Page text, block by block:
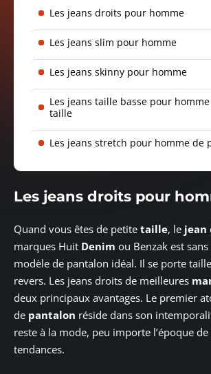
Les jeans droits pour homme
Les jeans slim pour homme
Les jeans skinny pour homme
Les jeans taille basse pour
taille
Les jeans stretch pour homme de
Les jeans droits pour
Quand vous êtes de petite taille, le jean
marques Huit Denim ou Benzak est
modèle de pantalon idéal. Il se porte
revers. Les jeans droits de meilleures
deux principaux avantages. Le premier
de pantalon réside dans son
reste à la mode, peu importe l’époque de
tendances.